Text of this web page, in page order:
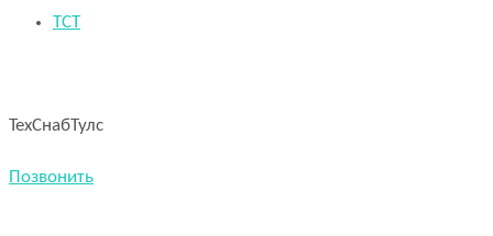
TCT
ТехСнабТулс
Позвонить